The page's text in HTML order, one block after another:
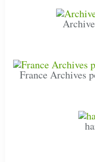
France Archives